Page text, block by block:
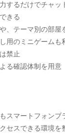
するだけでチャッ
きる
、テーマ別の部屋
用のミニゲームも
禁止
る確認体制を用意
スマートフォンブ
セスできる環境を